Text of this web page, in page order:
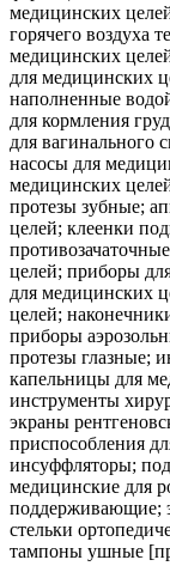
горячего воздуха
медицинских
для медицинских
наполненные
для кормления
для вагинального
насосы для
медицинских
протезы зубные;
целей; клеенки
целей; приборы
для медицинских
целей;
приборы
протезы глазные;
капельницы для
инструменты
экраны
приспособления
инсуффляторы;
медицинские для
поддерживающие;
стельки
тампоны ушные